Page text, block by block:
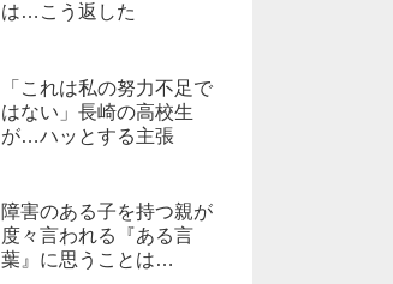
は…こう返した
「これは私の努力不足で
はない」長崎の高校生
が…ハッとする主張
障害のある子を持つ親が
度々言われる『ある言
葉』に思うことは…